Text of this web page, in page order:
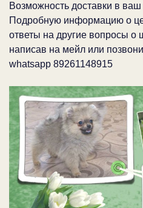
Возможность доставки в ваш
Подробную информацию о
ответы на другие вопросы о
написав на мейл или
whatsapp 89261148915